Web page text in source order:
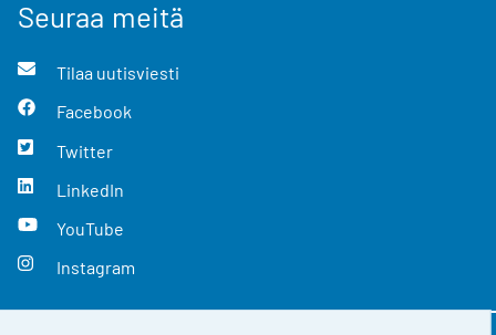
Seuraa meitä
Tilaa uutisviesti
Facebook
Twitter
LinkedIn
YouTube
Instagram